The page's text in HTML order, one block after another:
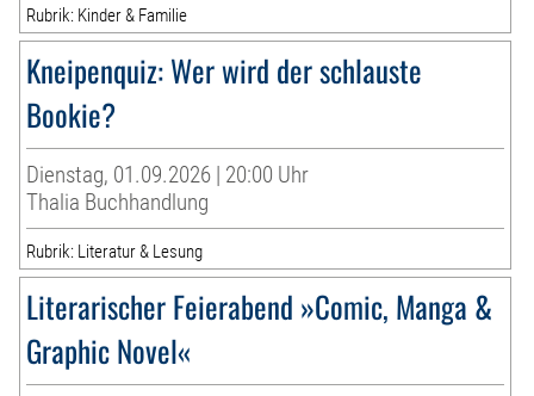
Rubrik: Kinder & Familie
Kneipenquiz: Wer wird der schlauste
Bookie?
Dienstag, 01.09.2026 | 20:00 Uhr
Thalia Buchhandlung
Rubrik: Literatur & Lesung
Literarischer Feierabend »Comic, Manga &
Graphic Novel«